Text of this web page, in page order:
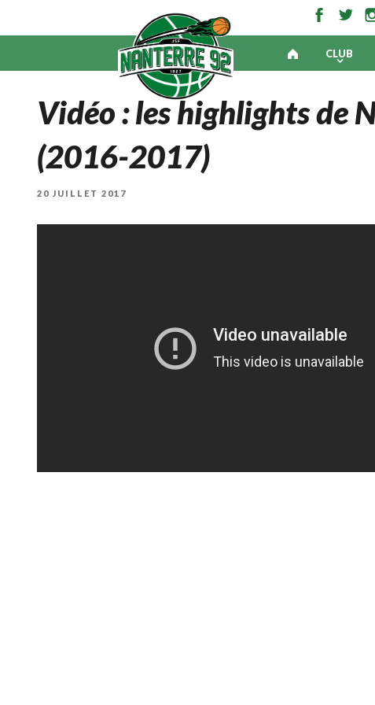
CLUB
Vidéo : les highlights de
(2016-2017)
PUBLIÉ
20 JUILLET 2017